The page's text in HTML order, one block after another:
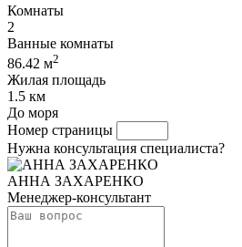
Комнаты
2
Ванные комнаты
86.42 м2
Жилая площадь
1.5 км
До моря
Номер страницы
Нужна консультация специалиста?
АННА ЗАХАРЕНКО
Менеджер-консультант